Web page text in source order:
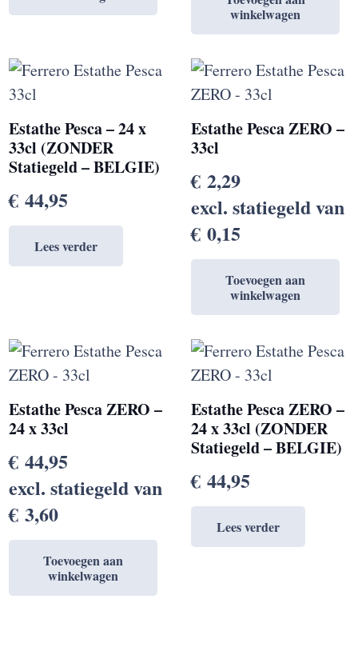
winkelwagen
Estathe Pesca – 24 x
33cl (ZONDER
Statiegeld – BELGIE)
€ 44,95
Lees verder
Estathe Pesca ZERO –
33cl
€ 2,29
excl. statiegeld van
€ 0,15
Toevoegen aan
winkelwagen
Estathe Pesca ZERO –
24 x 33cl
€ 44,95
excl. statiegeld van
€ 3,60
Toevoegen aan
winkelwagen
Estathe Pesca ZERO –
24 x 33cl (ZONDER
Statiegeld – BELGIE)
€ 44,95
Lees verder